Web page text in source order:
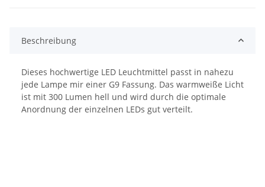
Beschreibung
Dieses hochwertige LED Leuchtmittel passt in nahezu
jede Lampe mir einer G9 Fassung. Das warmweiße Licht
ist mit 300 Lumen hell und wird durch die optimale
Anordnung der einzelnen LEDs gut verteilt.